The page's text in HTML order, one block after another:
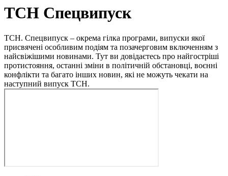
ТСН Спецвипуск
ТСН. Спецвипуск – окрема гілка програми, випуски якої
присвячені особливим подіям та позачерговим включенням з
найсвіжішими новинами. Тут ви довідаєтесь про найгостріші
протистояння, останні зміни в політичній обстановці, воєнні
конфлікти та багато інших новин, які не можуть чекати на
наступний випуск ТСН.